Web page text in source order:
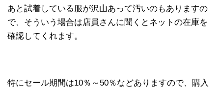
あと試着している服が沢山あって汚いのもありますの
で、そういう場合は店員さんに聞くとネットの在庫を
確認してくれます。
特にセール期間は10％～50％などありますので、購入